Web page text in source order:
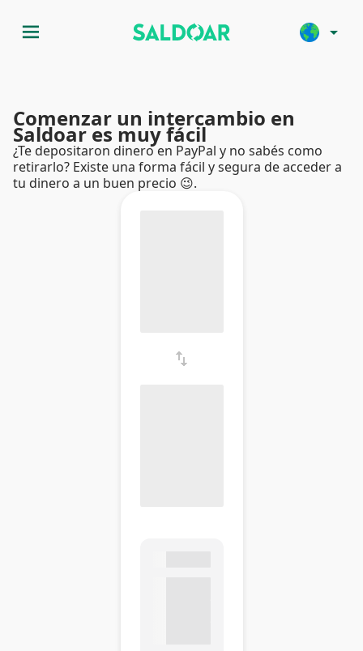
menu arrow_drop_down
Comenzar un intercambio en
Saldoar es muy fácil
¿Te depositaron dinero en PayPal y no sabés como
retirarlo? Existe una forma fácil y segura de acceder a
tu dinero a un buen precio 😉.
swap_vert